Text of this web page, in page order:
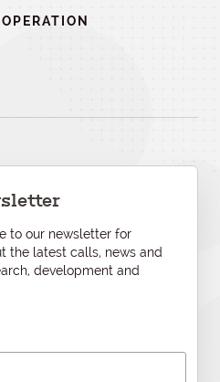
to our newsletter for
the latest calls, news and
development and